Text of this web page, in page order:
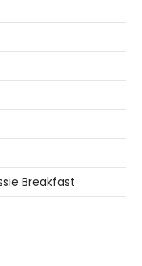
Breakfast